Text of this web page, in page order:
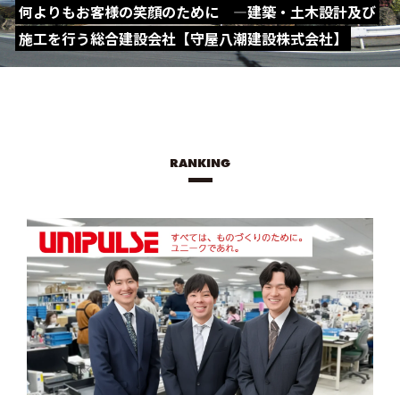
何よりもお客様の笑顔のために ―建築・土木設計及び
施工を行う総合建設会社【守屋八潮建設株式会社】
RANKING